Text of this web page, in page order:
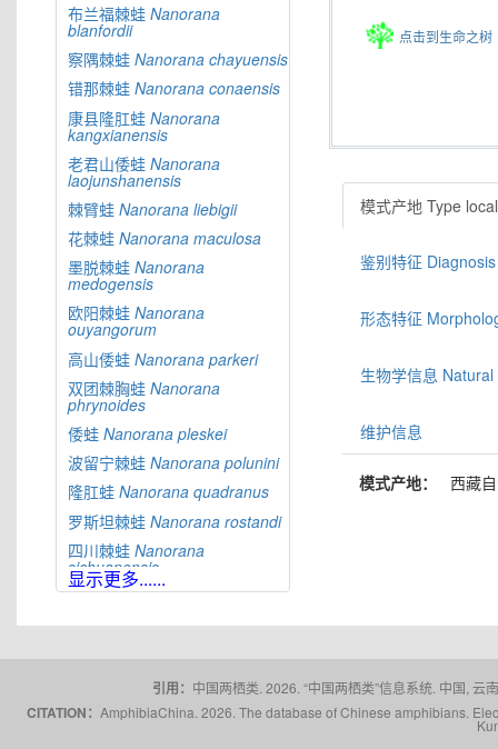
布兰福棘蛙 Nanorana
blanfordii
察隅棘蛙 Nanorana chayuensis
错那棘蛙 Nanorana conaensis
康县隆肛蛙 Nanorana
kangxianensis
老君山倭蛙 Nanorana
laojunshanensis
棘臂蛙 Nanorana liebigii
花棘蛙 Nanorana maculosa
墨脱棘蛙 Nanorana
medogensis
欧阳棘蛙 Nanorana
ouyangorum
高山倭蛙 Nanorana parkeri
双团棘胸蛙 Nanorana
phrynoides
倭蛙 Nanorana pleskei
波留宁棘蛙 Nanorana polunini
隆肛蛙 Nanorana quadranus
罗斯坦棘蛙 Nanorana rostandi
四川棘蛙 Nanorana
sichuanensis
太行隆肛蛙Nanorana
ventripunctata
文山棘蛙Nanorana
显示更多......
点击到生命之树
模式产地 Type
鉴别特征 Diagnosis
形态特征
生物学信息
维护信息
模式产地： 西藏
引用： 中国两栖类. 2026. “中国两栖类”信息系统. 中国,
CITATION： AmphibiaChina. 2026. The database of Chinese amphibians.